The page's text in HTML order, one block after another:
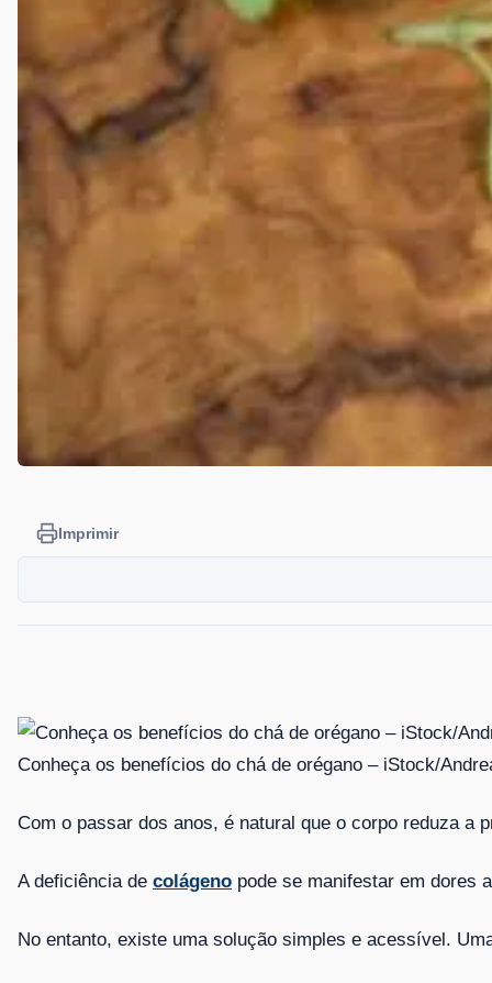
Imprimir
Conheça os benefícios do chá de orégano – iStock/
Com o passar dos anos, é natural que o corpo reduza a
A deficiência de colágeno pode se manifestar em dores
No entanto, existe uma solução simples e acessível.